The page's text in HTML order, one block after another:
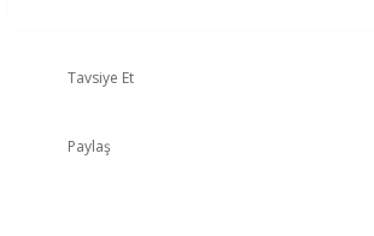
Tavsiye Et
Paylaş